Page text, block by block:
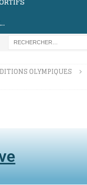
OLYMPIQUES